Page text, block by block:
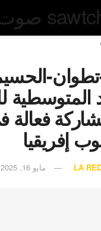
المتوسطية
فعالة
LA مايو 16, 2025